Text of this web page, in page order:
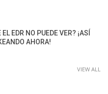
EDR NO PUEDE VER? ¡ASÍ
AHORA!
VIEW ALL